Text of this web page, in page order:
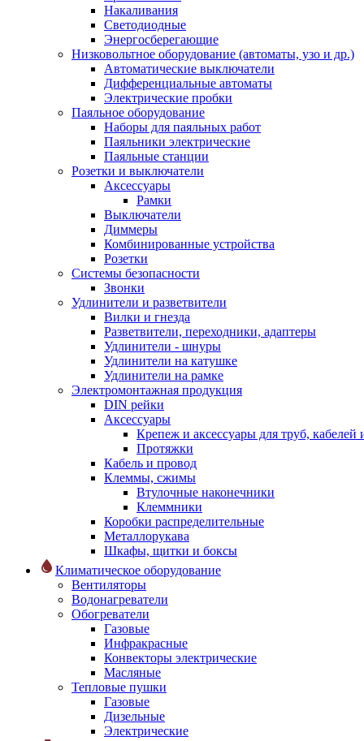
Накаливания
Светодиодные
Энергосберегающие
Низковольтное оборудование (автоматы, узо и др.)
Автоматические выключатели
Дифференциальные автоматы
Электрические пробки
Паяльное оборудование
Наборы для паяльных работ
Паяльники электрические
Паяльные станции
Розетки и выключатели
Аксессуары
Рамки
Выключатели
Диммеры
Комбинированные устройства
Розетки
Системы безопасности
Звонки
Удлинители и разветвители
Вилки и гнезда
Разветвители, переходники, адаптеры
Удлинители - шнуры
Удлинители на катушке
Удлинители на рамке
Электромонтажная продукция
DIN рейки
Аксессуары
Крепеж и аксессуары для труб, кабелей
Протяжки
Кабель и провод
Клеммы, сжимы
Втулочные наконечники
Клеммники
Коробки распределительные
Металлорукава
Шкафы, щитки и боксы
Климатическое оборудование
Вентиляторы
Водонагреватели
Обогреватели
Газовые
Инфракрасные
Конвекторы электрические
Масляные
Тепловые пушки
Газовые
Дизельные
Электрические